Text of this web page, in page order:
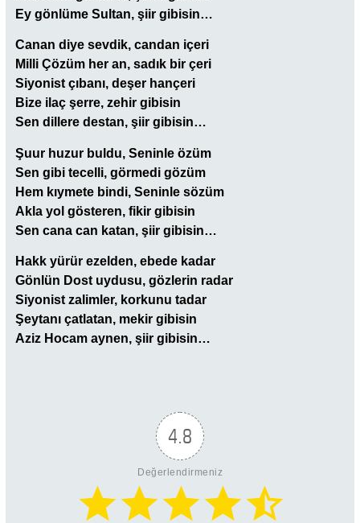
Ey gönlüme Sultan, şiir gibisin…
Canan diye sevdik, candan içeri
Milli Çözüm her an, sadık bir çeri
Siyonist çıbanı, deşer hançeri
Bize ilaç şerre, zehir gibisin
Sen dillere destan, şiir gibisin…
Şuur huzur buldu, Seninle özüm
Sen gibi tecelli, görmedi gözüm
Hem kıymete bindi, Seninle sözüm
Akla yol gösteren, fikir gibisin
Sen cana can katan, şiir gibisin…
Hakk yürür ezelden, ebede kadar
Gönlün Dost uydusu, gözlerin radar
Siyonist zalimler, korkunu tadar
Şeytanı çatlatan, mekir gibisin
Aziz Hocam aynen, şiir gibisin…
4.8
Değerlendirmeniz